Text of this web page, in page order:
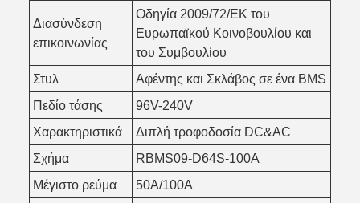
Διασύνδεση
επικοινωνίας
Οδηγία 2009/72/ΕΚ του
Ευρωπαϊκού Κοινοβουλίου και
του Συμβουλίου
Στυλ
Αφέντης και Σκλάβος σε ένα BMS
Πεδίο τάσης
96V-240V
Χαρακτηριστικά
Διπλή τροφοδοσία DC&AC
Σχήμα
RBMS09-D64S-100A
Μέγιστο ρεύμα
50A/100A